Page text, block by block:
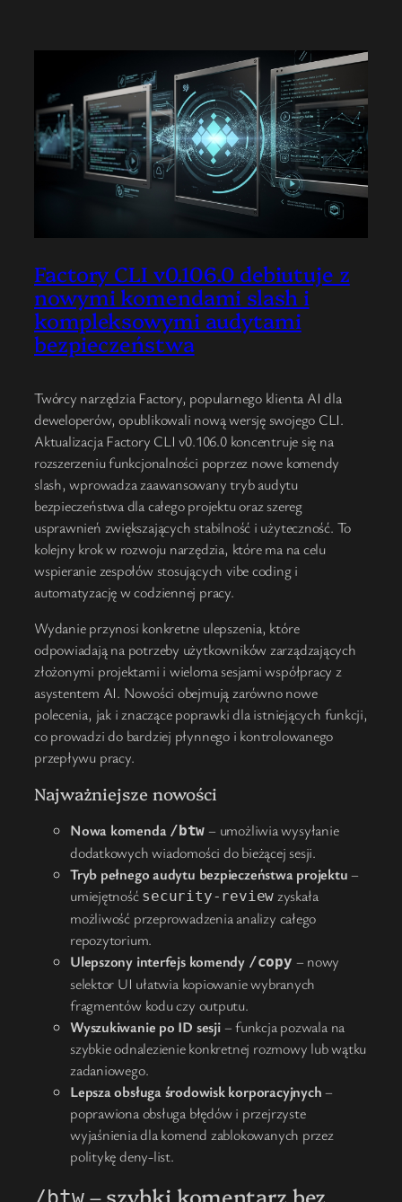
Factory CLI v0.106.0 debiutuje z
nowymi komendami slash i
kompleksowymi audytami
bezpieczeństwa
Twórcy narzędzia Factory, popularnego klienta AI dla
deweloperów, opublikowali nową wersję swojego CLI.
Aktualizacja Factory CLI v0.106.0 koncentruje się na
rozszerzeniu funkcjonalności poprzez nowe komendy
slash, wprowadza zaawansowany tryb audytu
bezpieczeństwa dla całego projektu oraz szereg
usprawnień zwiększających stabilność i użyteczność. To
kolejny krok w rozwoju narzędzia, które ma na celu
wspieranie zespołów stosujących vibe coding i
automatyzację w codziennej pracy.
Wydanie przynosi konkretne ulepszenia, które
odpowiadają na potrzeby użytkowników zarządzających
złożonymi projektami i wieloma sesjami współpracy z
asystentem AI. Nowości obejmują zarówno nowe
polecenia, jak i znaczące poprawki dla istniejących funkcji,
co prowadzi do bardziej płynnego i kontrolowanego
przepływu pracy.
Najważniejsze nowości
Nowa komenda /btw – umożliwia wysyłanie
dodatkowych wiadomości do bieżącej sesji.
Tryb pełnego audytu bezpieczeństwa projektu–
umiejętność security-review zyskała
możliwość przeprowadzenia analizy całego
repozytorium.
Ulepszony interfejs komendy /copy – nowy
selektor UI ułatwia kopiowanie wybranych
fragmentów kodu czy outputu.
Wyszukiwanie po ID sesji– funkcja pozwala na
szybkie odnalezienie konkretnej rozmowy lub wątku
zadaniowego.
Lepsza obsługa środowisk korporacyjnych–
poprawiona obsługa błędów i przejrzyste
wyjaśnienia dla komend zablokowanych przez
politykę deny-list.
– szybki komentarz bez